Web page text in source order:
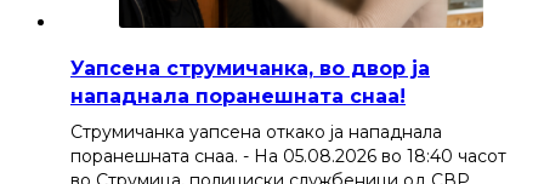
Уапсена струмичанка, во двор ја
нападнала поранешната снаа!
Струмичанка уапсена откако ја нападнала
поранешната снаа. - На 05.08.2026 во 18:40 часот